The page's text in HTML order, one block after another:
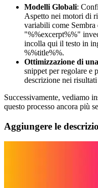
Modelli Globali:
Aspetto nei motori di
variabili come Sembra
"%%excerpt%%"
incolla qui il testo in
%%title%%.
Ottimizzazione di
snippet per regolare e
descrizione nei
Successivamente, vediamo
questo processo ancora più
Aggiungere le